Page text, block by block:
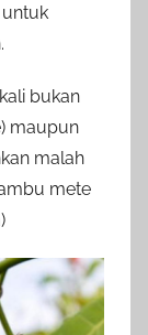
bukan
maupun
malah
mete